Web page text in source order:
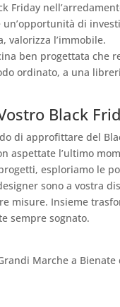
Friday
un’opportunità di
valorizza l’immobile.
ben progettata che
ordinato, a una
Black
di approfittare del
aspettate l’ultimo
esploriamo le
sono a vostra
misure. Insieme
sempre sognato.
Marche a